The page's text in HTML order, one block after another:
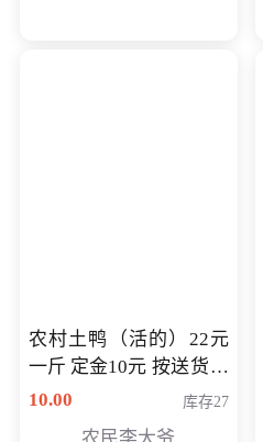
农村土鸭（活的）22元
一斤 定金10元 按送货交
付时秤重计算货款 定金
10.00 库存27